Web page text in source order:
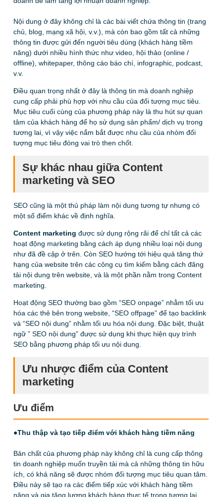
Nội dung ở đây không chỉ là các bài viết chứa thông tin (trang
chủ, blog, mạng xã hội, v.v.), mà còn bao gồm tất cả những
thông tin được gửi đến người tiêu dùng (khách hàng tiềm
năng) dưới nhiều hình thức như video, hội thảo (online /
offline), whitepaper, thông cáo báo chí, infographic, podcast,
v.v.
Điều quan trọng nhất ở đây là thông tin mà doanh nghiệp
cung cấp phải phù hợp với nhu cầu của đối tượng mục tiêu.
Mục tiêu cuối cùng của phương pháp này là thu hút sự quan
tâm của khách hàng để họ sử dụng sản phẩm/ dịch vụ trong
tương lai, vì vậy việc nắm bắt được nhu cầu của nhóm đối
tượng mục tiêu đóng vai trò then chốt.
Sự khác nhau giữa Content
marketing và SEO
SEO cũng là một thủ pháp làm nội dung tương tựnhưng có
một số điểm khác về định nghĩa.
Content marketing được sử dụng rộng rãi để chỉ tất cả các
hoạt động marketing bằng cách áp dụng nhiều loại nội dung
như đã đề cập ở trên. Còn SEO hướng tới hiệu quả tăng thứ
hạng của website trên các công cụ tìm kiếm bằng cách đăng
tải nội dung trên website, và là một phần nằm trong Content
marketing.
Hoạt động SEO thường bao gồm “SEO onpage” nhằm tối ưu
hóa các thẻ bên trong website, “SEO offpage” để tạo backlink
và “SEO nội dung” nhằm tối ưu hóa nội dung. Đặc biệt, thuật
ngữ ” SEO nội dung” được sử dụng khi thực hiện quy trình
SEO bằng phương pháp tối ưu nội dung.
Ưu nhược điểm của Content
marketing
Ưu điểm
●Thu thập và tạo tiếp điểm với khách hàng tiềm năng
Bản chất của phương pháp này không chỉ là cung cấp thông
tin doanh nghiệp muốn truyền tải mà cả những thông tin hữu
ích, có khả năng sẽ được nhóm đối tượng mục tiêu quan tâm.
Điều này sẽ tạo ra các điểm tiếp xúc với khách hàng tiềm
năng và gia tăng lượng khách hàng thực tế trong tương lai.